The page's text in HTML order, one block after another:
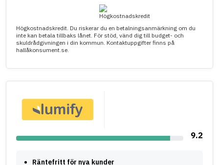
Högkostnadskredit. Du riskerar du en betalningsanmärkning om du
inte kan betala tillbaks lånet. För stöd, vänd dig till budget- och
skuldrådgivningen i din kommun. Kontaktuppgifter finns på
hallåkonsument.se.
9.2
Räntefritt för nya kunder